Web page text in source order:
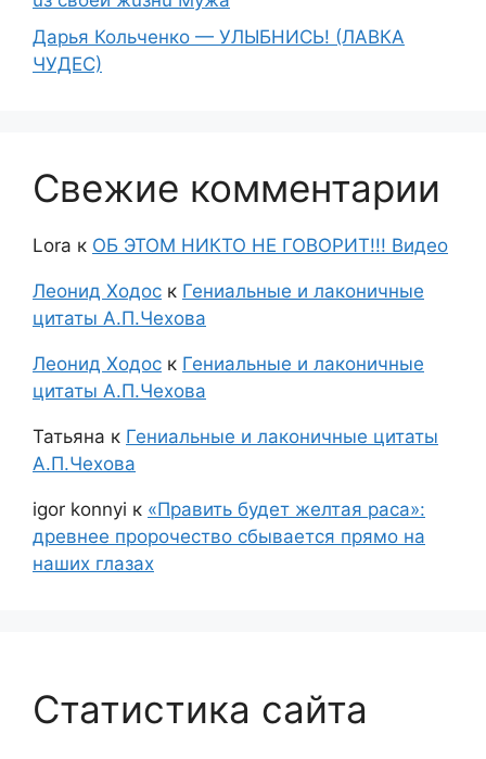
Дарья Кольченко — УЛЫБНИСЬ! (ЛАВКА
ЧУДЕС)
Свежие комментарии
Lora к ОБ ЭТОМ НИКТО НЕ ГОВОРИТ!!! Видео
Леонид Ходос к Гениальные и лаконичные
цитаты А.П.Чехова
Леонид Ходос к Гениальные и лаконичные
цитаты А.П.Чехова
Татьяна к Гениальные и лаконичные цитаты
А.П.Чехова
igor konnyi к «Править будет желтая раса»:
древнее пророчество сбывается прямо на
наших глазах
Статистика сайта